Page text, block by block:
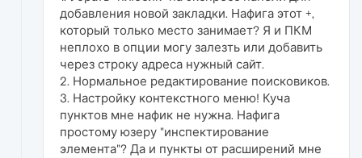
добавления новой закладки. Нафига этот +,
который только место занимает? Я и ПКМ
неплохо в опции могу залезть или добавить
через строку адреса нужный сайт.
2. Нормальное редактирование поисковиков.
3. Настройку контекстного меню! Куча
пунктов мне нафик не нужна. Нафига
простому юзеру "инспектирование
элемента"? Да и пункты от расширений мне